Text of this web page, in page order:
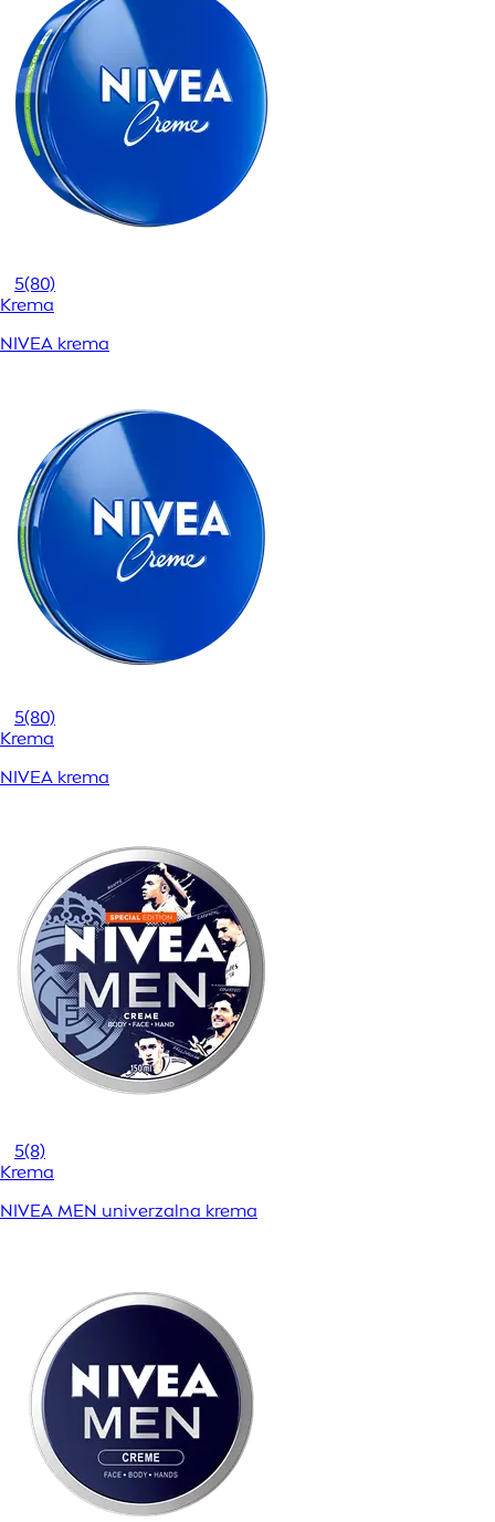
5(80)
Krema
NIVEA krema
5(80)
Krema
NIVEA krema
5(8)
Krema
NIVEA MEN univerzalna krema